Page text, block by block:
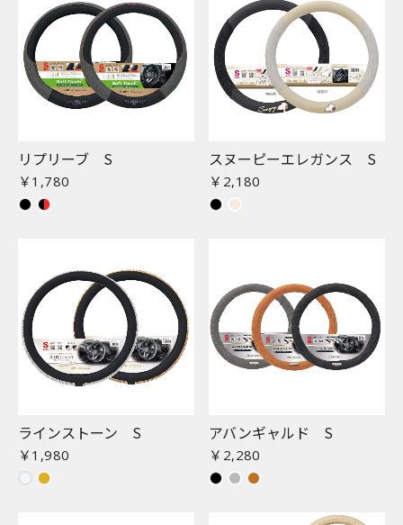
リプリーブ S
￥1,780
スヌーピーエレガンス S
￥2,180
ラインストーン S
￥1,980
アバンギャルド S
￥2,280